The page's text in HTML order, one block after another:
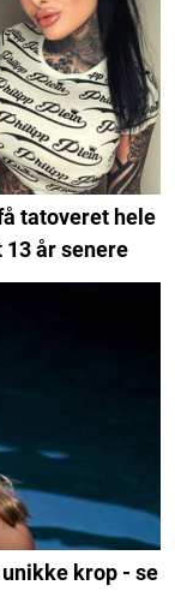
tatoveret hele
13 år senere
krop - se